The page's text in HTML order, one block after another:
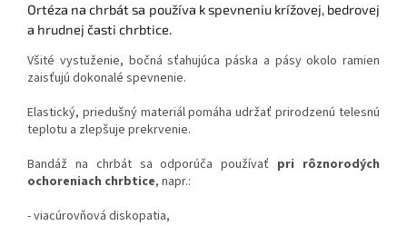
Ortéza na chrbát sa používa k spevneniu krížovej, bedrovej
a hrudnej časti chrbtice.
Všité vystuženie, bočná sťahujúca páska a pásy okolo ramien
zaisťujú dokonalé spevnenie.
Elastický, priedušný materiál pomáha udržať prirodzenú telesnú
teplotu a zlepšuje prekrvenie.
Bandáž na chrbát sa odporúča používať pri rôznorodých
ochoreniach chrbtice, napr.:
- viacúrovňová diskopatia,